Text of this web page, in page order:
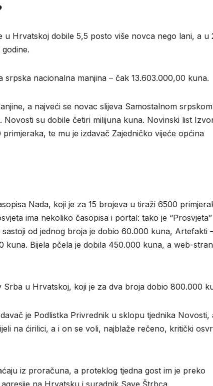
Hrvatskoj dobile 5,5 posto više novca nego lani, a u
srpska nacionalna manjina – čak 13.603.000,00 kuna.
a najveći se novac slijeva Samostalnom srpskom
su dobile četiri milijuna kuna. Novinski list
te mu je izdavač Zajedničko vijeće općina
Nada, koji je za 15 brojeva u tiraži 6500
ima nekoliko časopisa i portal: tako je “Prosvjeta”
od jednog broja je dobio 60.000 kuna, Artefakti
Bijela pčela je dobila 450.000 kuna, a web-
u Hrvatskoj, koji je za dva broja dobio 800.000
je Podlistka Privrednik u sklopu tjednika Novosti,
na ćirilici, a i on se voli, najblaže rečeno, kritički
iz proračuna, a proteklog tjedna gost im je preko